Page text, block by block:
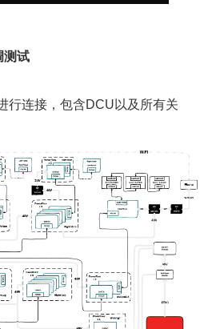
测试
行连接，包含DCU以及所有关